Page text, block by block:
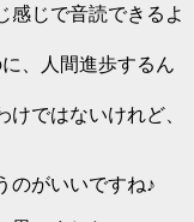
感じで音読できるよ
、人間進歩するん
ではないけれど、
のがいいですね♪